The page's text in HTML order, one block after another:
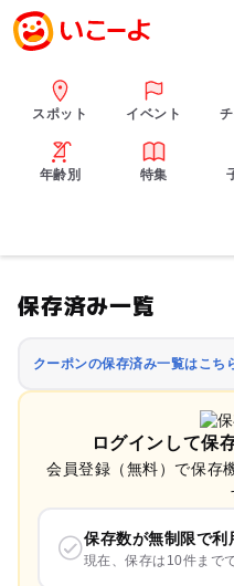
スポット イベント
年齢別 特集
保存済み一覧
クーポンの保存済み一覧はこち
ログインして保
会員登録（無料）で保存
保存数が無制限で利
現在、保存は10件まで